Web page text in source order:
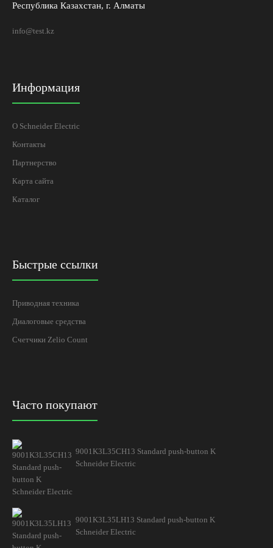
Республика Казахстан, г. Алматы
info@test.kz
Информация
О Schneider Electric
Контакты
Партнерство
Карта сайта
Каталог
Быстрые ссылки
Приводная техника
Диалоговые средства
Счетчики Zelio Count
Часто покупают
9001K3L35CH13 Standard push-button K
Schneider Electric
9001K3L35LH13 Standard push-button K
Schneider Electric